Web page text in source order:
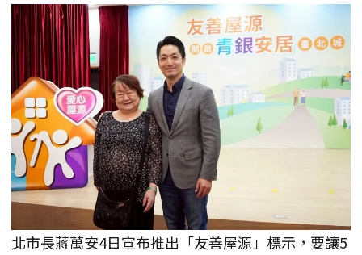
北市長蔣萬安4日宣布推出「友善屋源」標示，要讓5